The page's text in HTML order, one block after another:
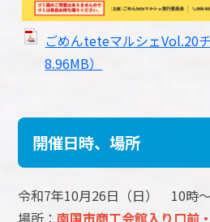
ごめんteteマルシェVol.20
8.96MB）
開催日時、場所
令和7年10月26日（日） 10時
場所：南国市商工会館入り口前